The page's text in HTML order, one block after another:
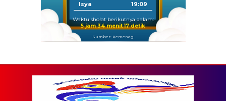
Isya 19:09
Waktu sholat berikutnya dalam:
5 jam 34 menit 16 detik
Sumber: Kemenag